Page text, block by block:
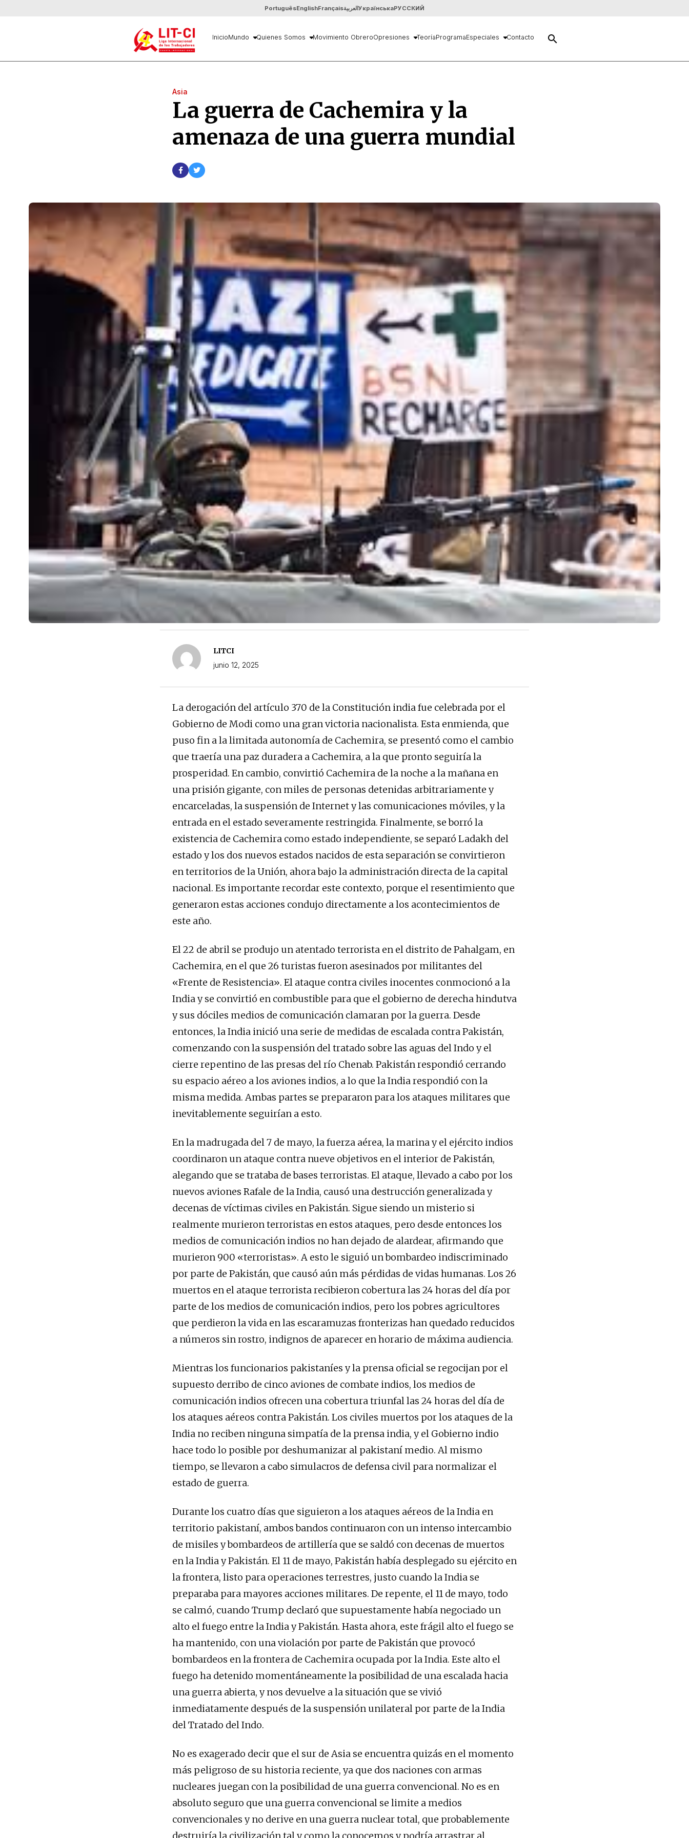
PortuguêsEnglishFrançaisالعربيةУкраїнськаРУССКИЙ
InicioMundo Quienes Somos Movimiento ObreroOpresiones TeoríaProgramaEspeciales Contacto search
Asia
La guerra de Cachemira y la
amenaza de una guerra mundial
LITCI
junio 12, 2025
La derogación del artículo 370 de la Constitución india fue celebrada por el
Gobierno de Modi como una gran victoria nacionalista. Esta enmienda, que
puso fin a la limitada autonomía de Cachemira, se presentó como el cambio
que traería una paz duradera a Cachemira, a la que pronto seguiría la
prosperidad. En cambio, convirtió Cachemira de la noche a la mañana en
una prisión gigante, con miles de personas detenidas arbitrariamente y
encarceladas, la suspensión de Internet y las comunicaciones móviles, y la
entrada en el estado severamente restringida. Finalmente, se borró la
existencia de Cachemira como estado independiente, se separó Ladakh del
estado y los dos nuevos estados nacidos de esta separación se convirtieron
en territorios de la Unión, ahora bajo la administración directa de la capital
nacional. Es importante recordar este contexto, porque el resentimiento que
generaron estas acciones condujo directamente a los acontecimientos de
este año.
El 22 de abril se produjo un atentado terrorista en el distrito de Pahalgam, en
Cachemira, en el que 26 turistas fueron asesinados por militantes del
«Frente de Resistencia». El ataque contra civiles inocentes conmocionó a la
India y se convirtió en combustible para que el gobierno de derecha hindutva
y sus dóciles medios de comunicación clamaran por la guerra. Desde
entonces, la India inició una serie de medidas de escalada contra Pakistán,
comenzando con la suspensión del tratado sobre las aguas del Indo y el
cierre repentino de las presas del río Chenab. Pakistán respondió cerrando
su espacio aéreo a los aviones indios, a lo que la India respondió con la
misma medida. Ambas partes se prepararon para los ataques militares que
inevitablemente seguirían a esto.
En la madrugada del 7 de mayo, la fuerza aérea, la marina y el ejército indios
coordinaron un ataque contra nueve objetivos en el interior de Pakistán,
alegando que se trataba de bases terroristas. El ataque, llevado a cabo por los
nuevos aviones Rafale de la India, causó una destrucción generalizada y
decenas de víctimas civiles en Pakistán. Sigue siendo un misterio si
realmente murieron terroristas en estos ataques, pero desde entonces los
medios de comunicación indios no han dejado de alardear, afirmando que
murieron 900 «terroristas». A esto le siguió un bombardeo indiscriminado
por parte de Pakistán, que causó aún más pérdidas de vidas humanas. Los 26
muertos en el ataque terrorista recibieron cobertura las 24 horas del día por
parte de los medios de comunicación indios, pero los pobres agricultores
que perdieron la vida en las escaramuzas fronterizas han quedado reducidos
a números sin rostro, indignos de aparecer en horario de máxima audiencia.
Mientras los funcionarios pakistaníes y la prensa oficial se regocijan por el
supuesto derribo de cinco aviones de combate indios, los medios de
comunicación indios ofrecen una cobertura triunfal las 24 horas del día de
los ataques aéreos contra Pakistán. Los civiles muertos por los ataques de la
India no reciben ninguna simpatía de la prensa india, y el Gobierno indio
hace todo lo posible por deshumanizar al pakistaní medio. Al mismo
tiempo, se llevaron a cabo simulacros de defensa civil para normalizar el
estado de guerra.
Durante los cuatro días que siguieron a los ataques aéreos de la India en
territorio pakistaní, ambos bandos continuaron con un intenso intercambio
de misiles y bombardeos de artillería que se saldó con decenas de muertos
en la India y Pakistán. El 11 de mayo, Pakistán había desplegado su ejército en
la frontera, listo para operaciones terrestres, justo cuando la India se
preparaba para mayores acciones militares. De repente, el 11 de mayo, todo
se calmó, cuando Trump declaró que supuestamente había negociado un
alto el fuego entre la India y Pakistán. Hasta ahora, este frágil alto el fuego se
ha mantenido, con una violación por parte de Pakistán que provocó
bombardeos en la frontera de Cachemira ocupada por la India. Este alto el
fuego ha detenido momentáneamente la posibilidad de una escalada hacia
una guerra abierta, y nos devuelve a la situación que se vivió
inmediatamente después de la suspensión unilateral por parte de la India
del Tratado del Indo.
No es exagerado decir que el sur de Asia se encuentra quizás en el momento
más peligroso de su historia reciente, ya que dos naciones con armas
nucleares juegan con la posibilidad de una guerra convencional. No es en
absoluto seguro que una guerra convencional se limite a medios
convencionales y no derive en una guerra nuclear total, que probablemente
destruiría la civilización tal y como la conocemos y podría arrastrar al